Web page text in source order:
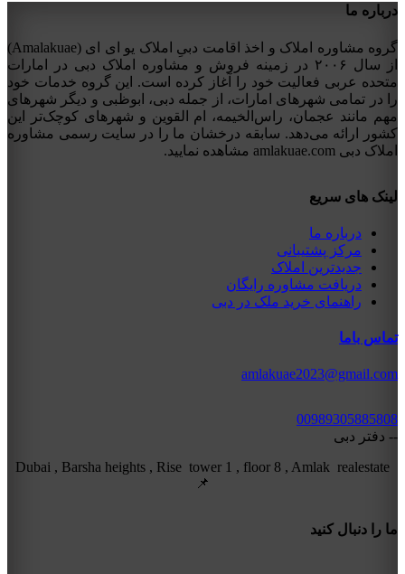
درباره ما
گروه مشاوره املاک و اخذ اقامت دبیِ املاک یو ای ای (Amalakuae)
از سال ۲۰۰۶ در زمینه فروش و مشاوره املاک دبی در امارات
متحده عربی فعالیت خود را آغاز کرده است. این گروه خدمات خود
را در تمامی شهرهای امارات، از جمله دبی، ابوظبی و دیگر شهرهای
مهم مانند عجمان، راس‌الخیمه، ام القوین و شهرهای کوچک‌تر این
کشور ارائه می‌دهد. سابقه درخشان ما را در سایت رسمی مشاوره
املاک دبی amlakuae.com مشاهده نمایید.
لینک های سریع
درباره ما
مرکز پشتیبانی
جدیدترین املاک
دریافت مشاوره رایگان
راهنمای خرید ملک در دبی
تماس باما
amlakuae2023@gmail.com
00989305885808
-- دفتر دبی
Dubai , Barsha heights , Rise tower 1 , floor 8 , Amlak realestate
📌
ما را دنبال کنید